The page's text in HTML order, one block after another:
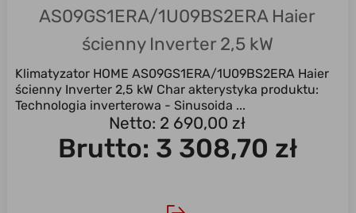
AS09GS1ERA/1U09BS2ERA Haier
ścienny Inverter 2,5 kW
Klimatyzator HOME AS09GS1ERA/1U09BS2ERA Haier
ścienny Inverter 2,5 kW Char akterystyka produktu:
Technologia inverterowa - Sinusoida ...
Netto: 2 690,00 zł
Brutto: 3 308,70 zł